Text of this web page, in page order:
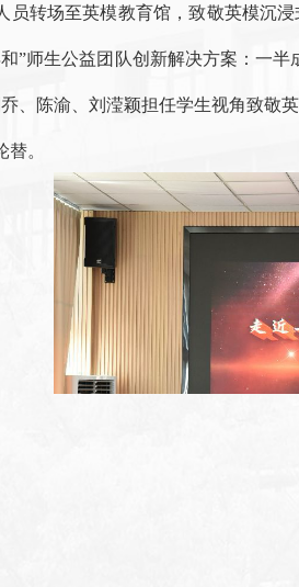
员转场至英模教育馆，致敬英模沉
”师生公益团队创新解决方案：一
、陈渝、刘滢颖担任学生视角致敬
。